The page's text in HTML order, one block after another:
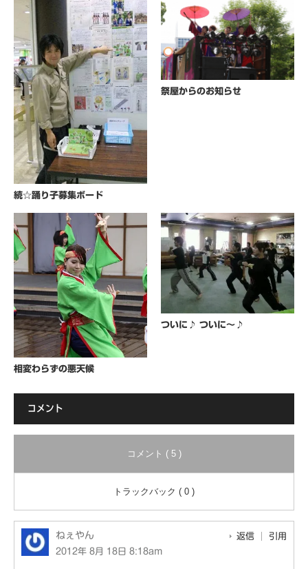
続☆踊り子募集ボード
祭屋からのお知らせ
相変わらずの悪天候
ついに♪ ついに～♪
コメント
コメント ( 5 )
トラックバック ( 0 )
ねぇやん
2012年 8月 18日 8:18am
返信 引用